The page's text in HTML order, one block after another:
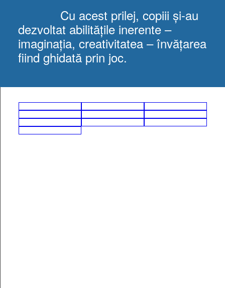
Cu acest prilej, copiii și-au
dezvoltat abilitățile inerente –
imaginația, creativitatea – învățarea
fiind ghidată prin joc.